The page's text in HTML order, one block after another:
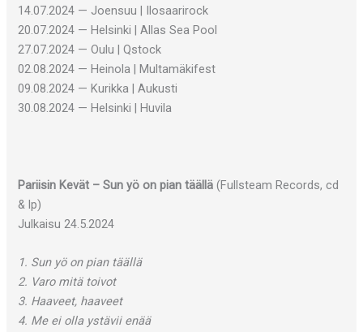
14.07.2024 — Joensuu | Ilosaarirock
20.07.2024 — Helsinki | Allas Sea Pool
27.07.2024 — Oulu | Qstock
02.08.2024 — Heinola | Multamäkifest
09.08.2024 — Kurikka | Aukusti
30.08.2024 — Helsinki | Huvila
Pariisin Kevät – Sun yö on pian täällä (Fullsteam Records, cd
& lp)
Julkaisu 24.5.2024
1. Sun yö on pian täällä
2. Varo mitä toivot
3. Haaveet, haaveet
4. Me ei olla ystävii enää